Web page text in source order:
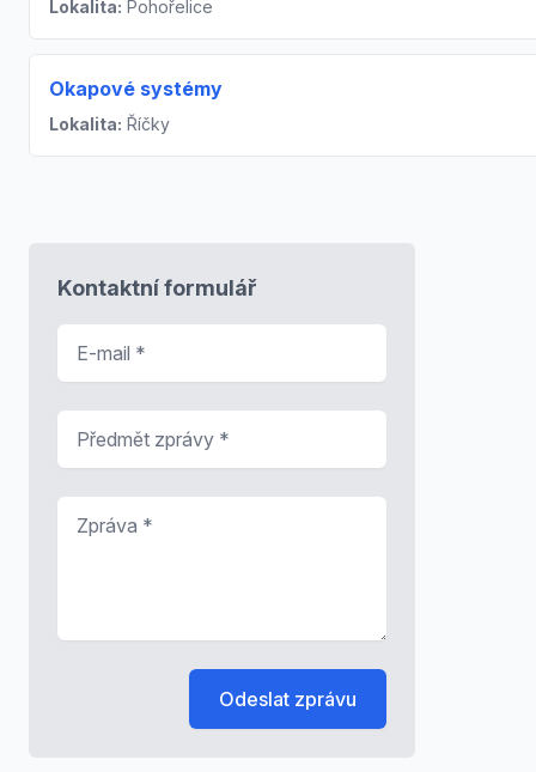
Lokalita: Pohořelice
Okapové systémy
Lokalita: Říčky
Kontaktní formulář
Odeslat zprávu